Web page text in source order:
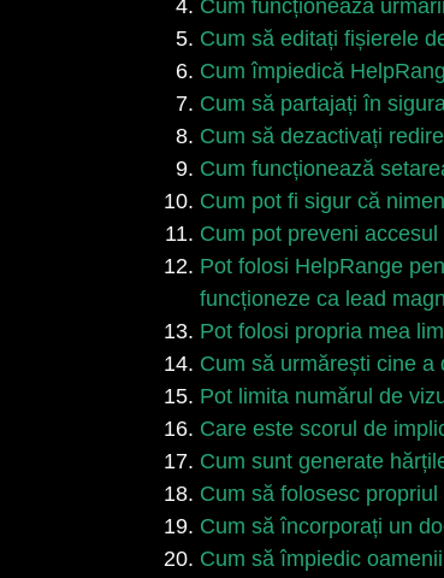
Cum funcționează
Cum să editați fișierele
Cum împiedică
Cum să partajați în
Cum să dezactivați
Cum funcționează
Cum pot fi sigur că
Cum pot preveni
Pot folosi HelpRange
funcționeze ca lead
Pot folosi propria mea
Cum să urmărești cine
Pot limita numărul de
Care este scorul de
Cum sunt generate
Cum să folosesc
Cum să încorporați un
Cum să împiedic